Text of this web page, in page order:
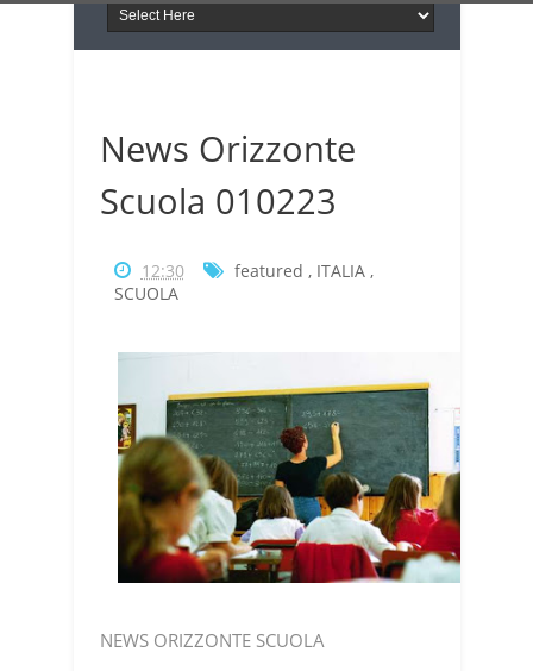
News Orizzonte
Scuola 010223
12:30 featured , ITALIA,
SCUOLA
NEWS ORIZZONTE SCUOLA